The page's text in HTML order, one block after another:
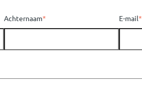
Achternaam* E-mail*